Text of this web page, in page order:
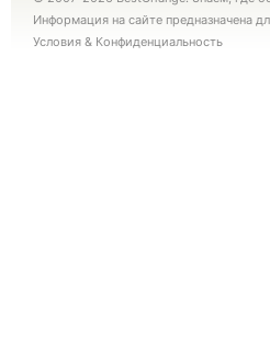
Информация на сайте предназначена
Условия & Конфиденциальность